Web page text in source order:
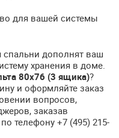
для вашей системы
дополнят ваш
хранения в доме.
80х76 (3 ящика)?
и оформляйте заказ
вопросов,
заказав
телефону +7 (495) 215-